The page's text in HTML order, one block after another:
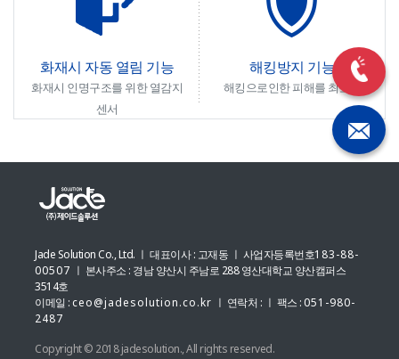
화재시 자동 열림 기능
화재시 인명구조를 위한 열감지
센서
해킹방지 기능
해킹으로인한 피해를 최소화
Jade Solution Co., Ltd. ㅣ 대표이사 : 고재동 ㅣ 사업자등록번호183-88-
00507 ㅣ 본사주소 : 경남 양산시 주남로 288 영산대학교 양산캠퍼스
3514호
이메일 : ceo@jadesolution.co.kr ㅣ 연락처 : ㅣ 팩스 :051-980-
2487
Copyright © 2018 jadesolution., All rights reserved.